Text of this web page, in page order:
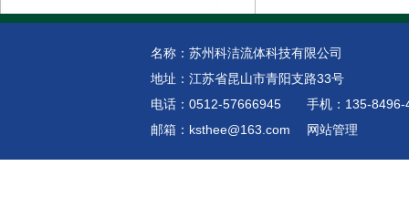
名称：苏州科洁流体科技有限公司
地址：江苏省昆山市青阳支路33号
电话：0512-57666945 手机：135-8496-
邮箱： ksthee@163.com 网站管理